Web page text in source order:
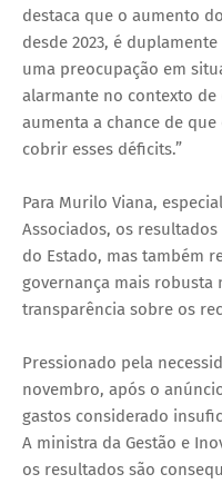
destaca que o aumento
desde 2023, é
uma preocupação em
alarmante no contexto
aumenta a chance de
cobrir esses déficits.”
Para Murilo Viana,
Associados, os
do Estado, mas também
governança mais robusta
transparência sobre os
Pressionado pela
novembro, após o
gastos considerado
A ministra da Gestão e
os resultados são